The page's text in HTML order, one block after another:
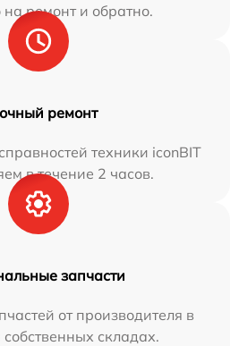
на ремонт и обратно.
ремонт
техники iconBIT
в течение 2 часов.
запчасти
от производителя в
складах.